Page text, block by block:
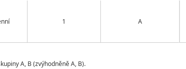
1 A
A, B (zvýhodněně A, B).